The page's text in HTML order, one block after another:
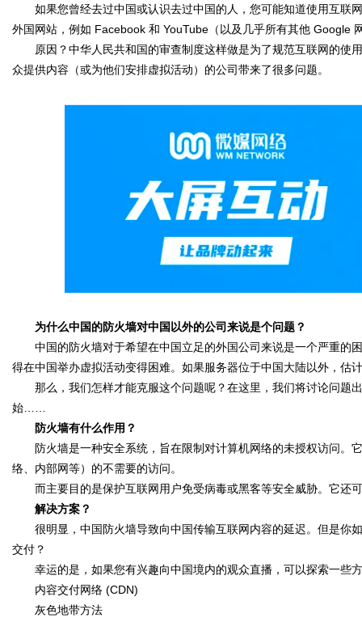
媒
如果您曾经去过中国或认识去过中国的人，您可能知道使用互联
外国网站，例如 Facebook 和 YouTube（以及几乎所有其他 Google
原因？中华人民共和国的审查制度这样做是为了规范互联网的使
众提供内容（或为他们安排虚拟活动）的公司带来了很多问题。
为什么中国的防火墙对中国以外的公司来说是个问题？
中国的防火墙对于希望在中国立足的外国公司来说是一个严重的
得在中国举办虚拟活动变得困难。如果服务器位于中国大陆以外，估
那么，我们怎样才能克服这个问题呢？在这里，我们将讨论问题
始……
防火墙有什么作用？
防火墙是一种安全系统，旨在限制对计算机网络的未授权访问。
络、内部网等）的不需要的访问。
而主要目的是保护互联网用户免受病毒或黑客等安全威胁。它还
解决方案？
很明显，中国防火墙导致向中国传输互联网内容的延迟。但是你
交付？
幸运的是，如果您有兴趣向中国境内的观众直播，可以探索一些
内容交付网络 (CDN)
灰色地带方法